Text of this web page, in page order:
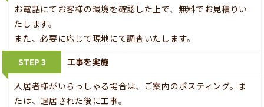
お電話にてお客様の環境を確認した上で、無料でお見積りい
たします。
また、必要に応じて現地にて調査いたします。
STEP 3 工事を実施
入居者様がいらっしゃる場合は、ご案内のポスティング。ま
たは、退居された後に工事。